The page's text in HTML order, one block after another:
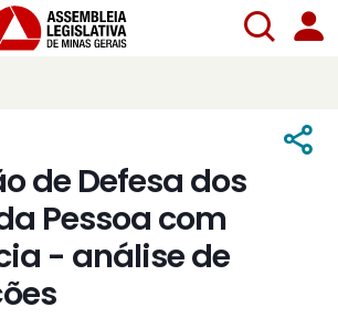
de Defesa dos
Pessoa com
- análise de